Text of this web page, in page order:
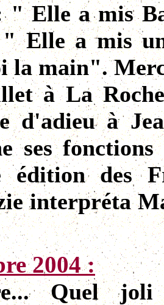
" Elle a mis
Elle a mis
la main".
à La
d'adieu à
ses
édition des
interpréta
2004 :
Quel